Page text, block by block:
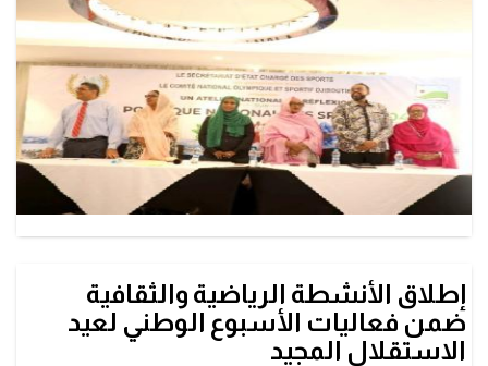
إطلاق الأنشطة الرياضية والثقافية
ضمن فعاليات الأسبوع الوطني لعيد
الاستقلال المجيد